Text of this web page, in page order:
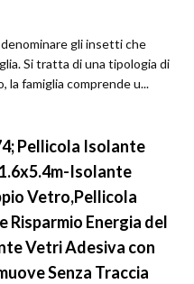
gli insetti che
Si tratta di una tipologia di
famiglia comprende u...
Pellicola Isolante
Isolante
Vetro,Pellicola
Risparmio Energia del
Vetri Adesiva con
Senza Traccia